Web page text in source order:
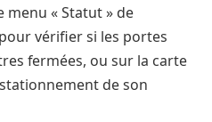
menu « Statut » de
vérifier si les portes
fermées, ou sur la carte
de son